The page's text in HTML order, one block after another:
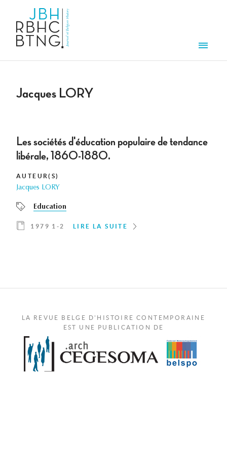
Jacques LORY
Les sociétés d'éducation populaire de tendance
libérale, 1860-1880.
AUTEUR(S)
Jacques LORY
Education
1979 1-2 LIRE LA SUITE
LA REVUE BELGE D'HISTOIRE CONTEMPORAINE
EST UNE PUBLICATION DE